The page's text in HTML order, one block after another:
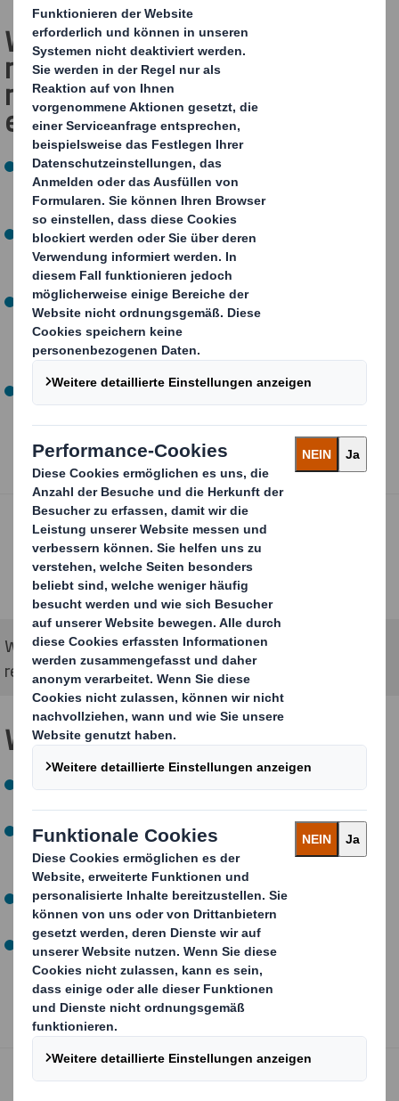
Wie wir Ihnen helfen können,
mit unseren 100 %
recycelbaren Verpackungen
erfolgreich zu sein
UnsereVerpackungsdesignssind
vollständigrecycelbarund auf Ihre Bedürfnisse
zugeschnitten.
Wellpappe wird ausHolzfasernhergestellt, die
recycelbarsind und bereits heute in großem Umfang
recycelt werden.
Wir helfen Ihnen, sich mitaufmerksamkeitsstarken
undintelligentenDesigns von Ihren Mitbewerbern
abzuheben.100 % recycelbar
Kompromisse beim Design einzugehen.
Unsere zu 100 % recycelbaren Verpackungen
bedeuten, dass eskeinen Abfallgibt, gebrauchte
Verpackungen kommen als neue Papierprodukte
zurück.
Wir können Ihnen helfen, mit unseren 100 %
recycelbaren Verpackungen erfolgreich zu sein.
Wie machen wir das?
Der größte Teil der
bereitsin der Designphase entschieden.
Die 700 Designer und Innovatoren von DS Smith
verstehen Ihre Bedürfnisse und wenden dieKreislauf-
Design-Prinzipienim Verpackungsdesignprozess an.
Wir machen jedes Verpackungsdesign zu
recycelbar, alle sind aus Wellpappe hergestellt.
Durch die Verwendung unsererKreislauf-Design-
Messgrößenkönnen Sie das Ergebnis leicht erkennen,
indem Sie die Kreislauffähigkeit Ihrer
Designentscheidungen vergleichen.